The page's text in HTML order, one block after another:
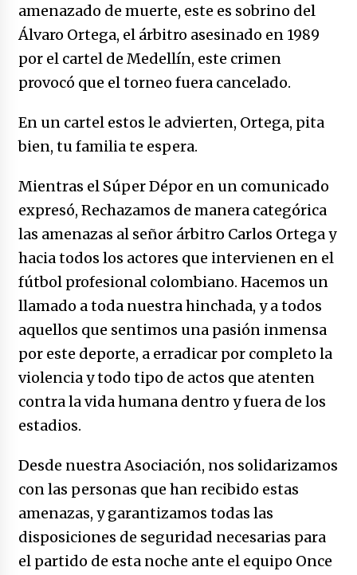
amenazado de muerte, este es sobrino del
Álvaro Ortega, el árbitro asesinado en 1989
por el cartel de Medellín, este crimen
provocó que el torneo fuera cancelado.
En un cartel estos le advierten, Ortega, pita
bien, tu familia te espera.
Mientras el Súper Dépor en un comunicado
expresó, Rechazamos de manera categórica
las amenazas al señor árbitro Carlos Ortega y
hacia todos los actores que intervienen en el
fútbol profesional colombiano. Hacemos un
llamado a toda nuestra hinchada, y a todos
aquellos que sentimos una pasión inmensa
por este deporte, a erradicar por completo la
violencia y todo tipo de actos que atenten
contra la vida humana dentro y fuera de los
estadios.
Desde nuestra Asociación, nos solidarizamos
con las personas que han recibido estas
amenazas, y garantizamos todas las
disposiciones de seguridad necesarias para
el partido de esta noche ante el equipo Once